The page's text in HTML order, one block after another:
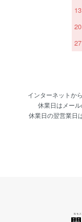
13
20
27
インターネットか
休業日はメー
休業日の翌営業日